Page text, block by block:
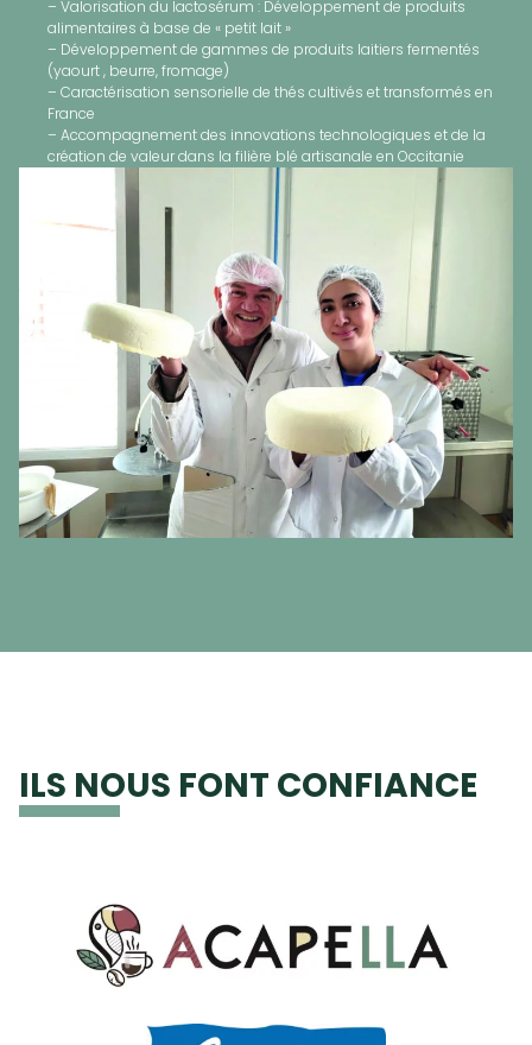
– Valorisation du lactosérum : Développement de produits
alimentaires à base de « petit lait »​
– Développement de gammes de produits laitiers fermentés
(yaourt , beurre, fromage)​
– Caractérisation sensorielle de thés cultivés et transformés en
France​
– Accompagnement des innovations technologiques et de la
création de valeur dans la filière blé artisanale en Occitanie
ILS NOUS FONT CONFIANCE